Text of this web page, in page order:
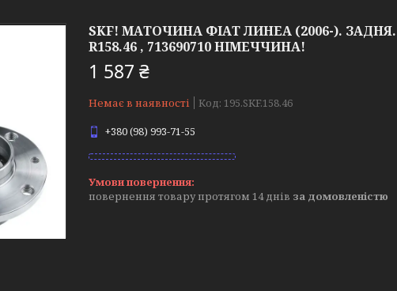
SKF! МАТОЧИНА ФІАТ ЛИНЕА (2006-). ЗАДНЯ.
R158.46 , 713690710 НІМЕЧЧИНА!
1 587 ₴
Немає в наявності Код: 195.SKF.158.46
+380 (98) 993-71-55
повернення товару протягом 14 днів за домовленістю